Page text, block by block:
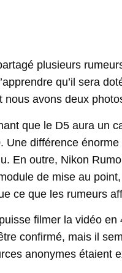
plusieurs
qu’il sera
nous avons deux
que le D5 aura un
Une différence
En outre, Nikon
de mise au
ce que les rumeurs
filmer la vidéo
confirmé, mais il
anonymes étaient